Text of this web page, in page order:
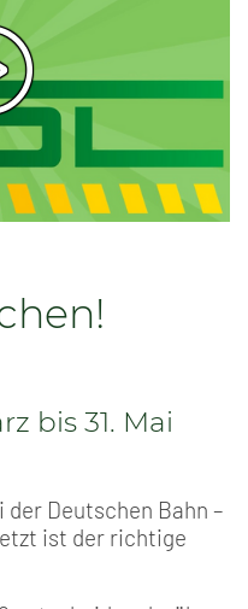
bis 31. Mai
der Deutschen Bahn –
ist der richtige